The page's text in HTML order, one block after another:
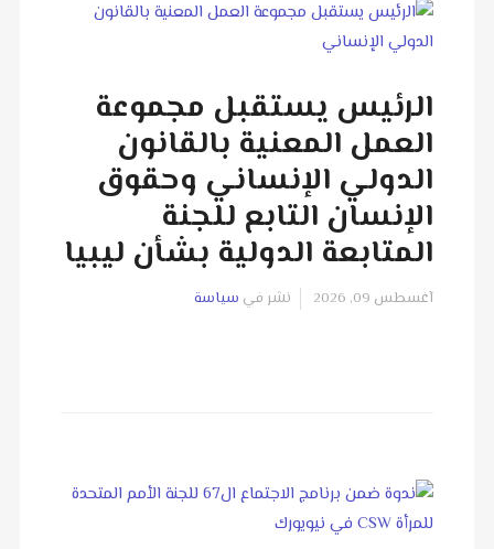
الرئيس يستقبل مجموعة
العمل المعنية بالقانون
الدولي الإنساني وحقوق
الإنسان التابع للجنة
المتابعة الدولية بشأن ليبيا
آغسطس 09, 2026 نشر في سياسة